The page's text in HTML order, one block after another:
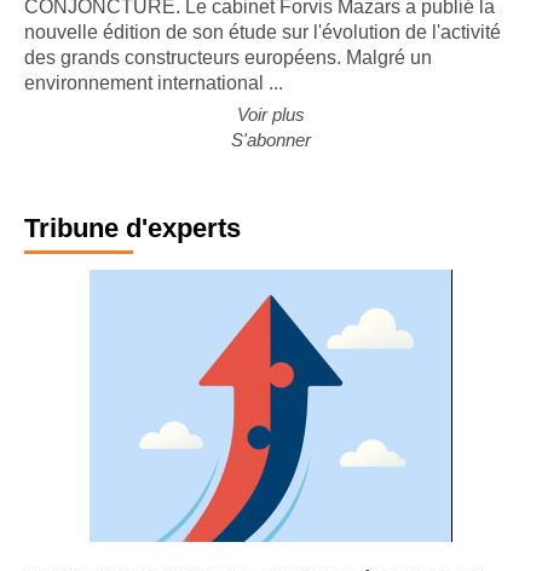
CONJONCTURE. Le cabinet Forvis Mazars a publié la
nouvelle édition de son étude sur l'évolution de l'activité
des grands constructeurs européens. Malgré un
Voir plus
Tribune d'experts